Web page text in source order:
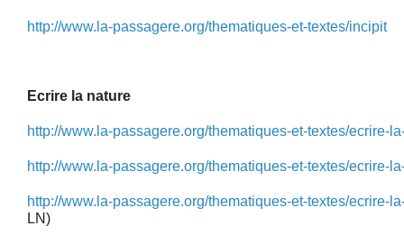
http://www.la-passagere.org/thematiques-et-textes/incipit
Ecrire la nature
http://www.la-passagere.org/thematiques-et-textes/ecrire-
http://www.la-passagere.org/thematiques-et-textes/ecrire-
http://www.la-passagere.org/thematiques-et-textes/ecrire-
LN)